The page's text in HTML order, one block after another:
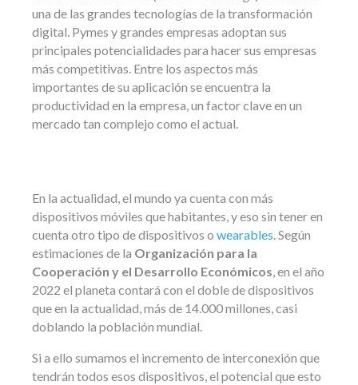
una de las grandes tecnologías de la transformación
digital. Pymes y grandes empresas adoptan sus
principales potencialidades para hacer sus empresas
más competitivas. Entre los aspectos más
importantes de su aplicación se encuentra la
productividad en la empresa, un factor clave en un
mercado tan complejo como el actual.
En la actualidad, el mundo ya cuenta con más
dispositivos móviles que habitantes, y eso sin tener en
cuenta otro tipo de dispositivos o wearables. Según
estimaciones de la Organización para la
Cooperación y el Desarrollo Económicos, en el año
2022 el planeta contará con el doble de dispositivos
que en la actualidad, más de 14.000 millones, casi
doblando la población mundial.
Si a ello sumamos el incremento de interconexión que
tendrán todos esos dispositivos, el potencial que esto